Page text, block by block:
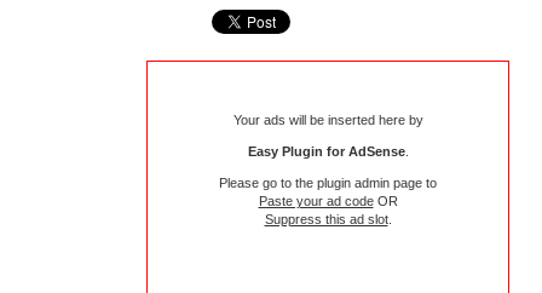
Your ads will be inserted here by
Easy Plugin for AdSense.
Please go to the plugin admin page to
Paste your ad codeOR
Suppress this ad slot.